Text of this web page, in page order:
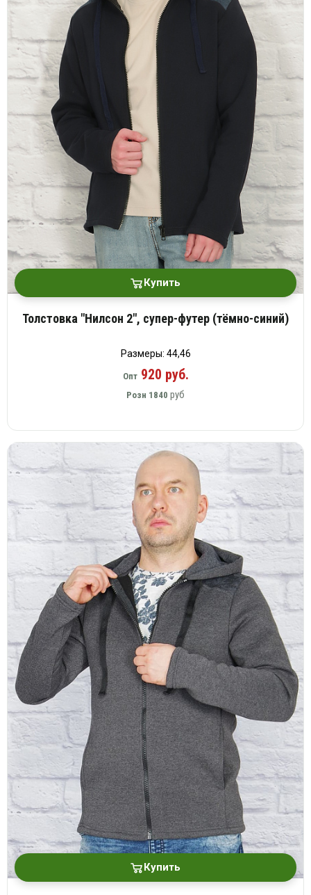
Купить
Толстовка "Нилсон 2", супер-футер (тёмно-синий)
Размеры: 44,46
Опт920 руб.
Розн 1840 руб
Купить